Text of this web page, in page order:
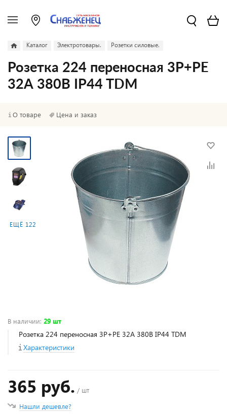
Каталог Электротовары. Розетки силовые.
Розетка 224 переносная 3Р+РЕ
32А 380В IP44 TDM
О товаре Цена и заказ
ЕЩЁ 122
В наличии: 29 шт
Розетка 224 переносная 3Р+РЕ 32А 380В IP44 TDM
Характеристики
365 руб. / шт
Нашли дешевле?